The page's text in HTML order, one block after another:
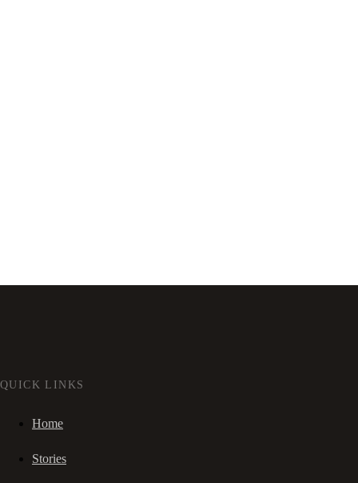
QUICK LINKS
Home
Stories